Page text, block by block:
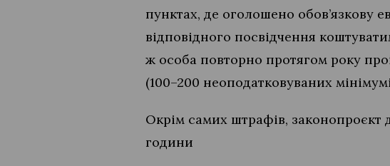
пунктах, де оголошено обов’язкову
відповідного посвідчення
ж особа повторно протягом року
(100–200 неоподатковуваних
Окрім самих штрафів, законопроєкт
години